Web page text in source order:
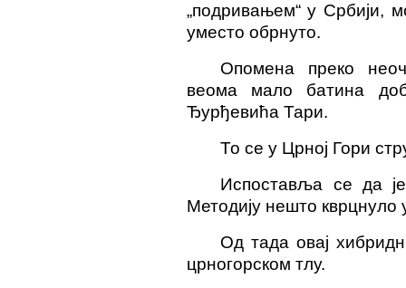
„подривањем“ у Србији,
уместо обрнуто.
Опомена преко
веома мало батина
Ђурђевића Тари.
То се у Црној Гори
Испоставља се да
Методију нешто кврцнуло
Од тада овај
црногорском тлу.